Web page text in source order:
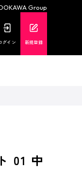
Group
グイン 新規登録
01 中